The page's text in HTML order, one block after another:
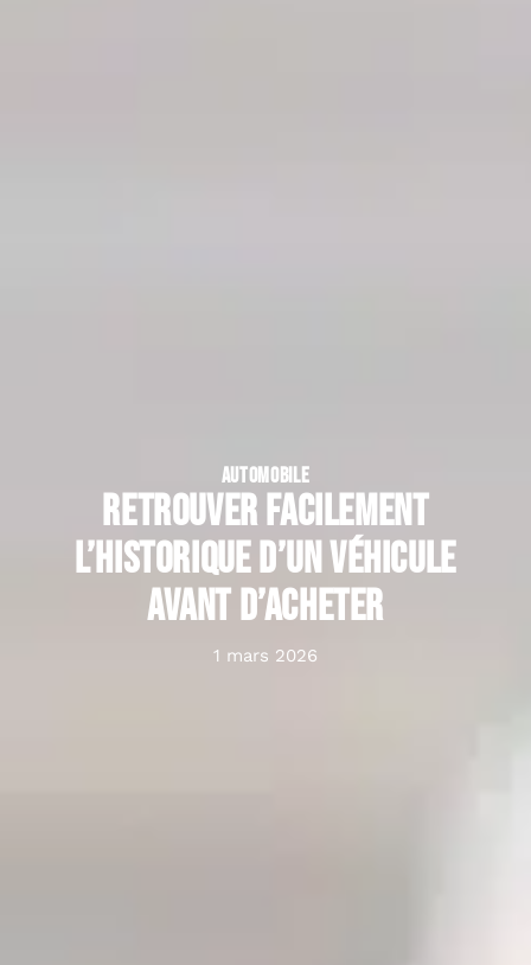
AUTOMOBILE
Retrouver facilement
l’historique d’un véhicule
avant d’acheter
1 mars 2026